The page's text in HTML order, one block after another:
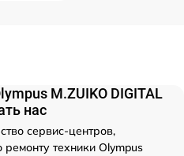
M.ZUIKO DIGITAL
нас
сервис-центров,
техники Olympus